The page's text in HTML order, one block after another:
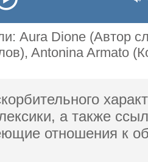
Aura Dione (Автор
Antonina Armato
а также
отношения к